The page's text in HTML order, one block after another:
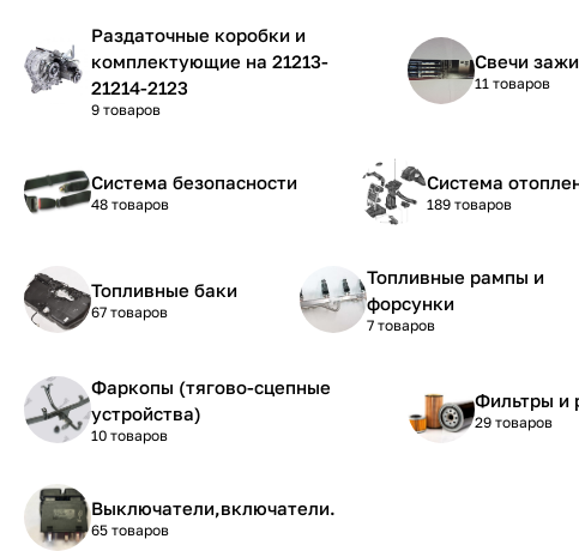
Раздаточные коробки и
комплектующие на 21213-
21214-2123
9 товаров
Свечи
11 товаров
Система безопасности
48 товаров
Система
189 товаров
Топливные баки
67 товаров
Топливные рампы и
форсунки
7 товаров
Фаркопы (тягово-сцепные
устройства)
10 товаров
Фильтры и
29 товаров
Выключатели,включатели.
65 товаров